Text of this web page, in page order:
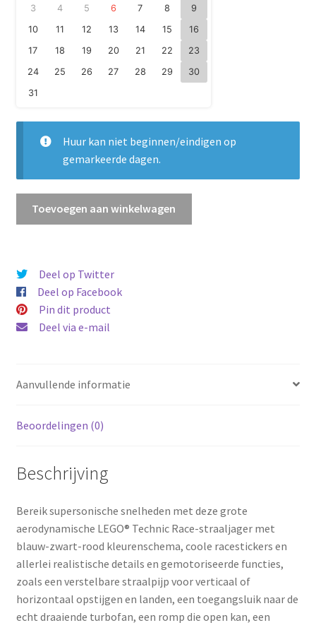
3
4 5 6 7 8
9
10
11 12 13 14 15
16
17
18 19 20 21 22
23
24
25 26 27 28 29
30
31
Huur kan niet beginnen/eindigen op
gemarkeerde dagen.
Toevoegen aan winkelwagen
Deel op Twitter
Deel op Facebook
Pin dit product
Deel via e-mail
Aanvullende informatie
Beoordelingen (0)
Beschrijving
Bereik supersonische snelheden met deze grote
aerodynamische LEGO® Technic Race-straaljager met
blauw-zwart-rood kleurenschema, coole racestickers en
allerlei realistische details en gemotoriseerde functies,
zoals een verstelbare straalpijp voor verticaal of
horizontaal opstijgen en landen, een toegangsluik naar de
echt draaiende turbofan, een romp die open kan, een